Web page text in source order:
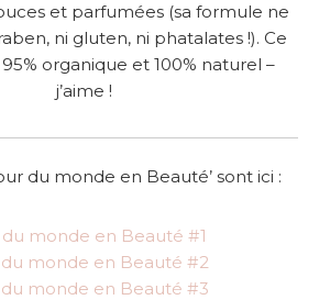
et parfumées (sa formule ne
ni gluten, ni phatalates !). Ce
organique et 100% naturel –
j’aime !
du monde en Beauté’ sont ici :
du monde en Beauté #1
monde en Beauté #2
monde en Beauté #3